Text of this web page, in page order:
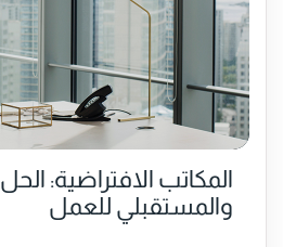
المكاتب الافتراضية:
والمستقبلي للعمل